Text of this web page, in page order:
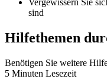
Vergewissern Sie
sind
Hilfethemen
Benötigen Sie weitere
5 Minuten Lesezeit